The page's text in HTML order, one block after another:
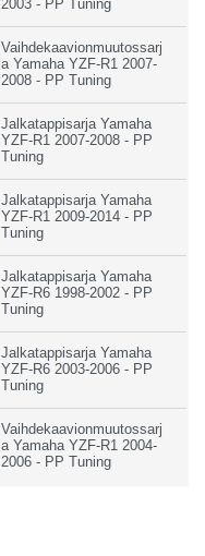
2003 - PP Tuning
Vaihdekaavionmuutossarj
a Yamaha YZF-R1 2007-
2008 - PP Tuning
Jalkatappisarja Yamaha
YZF-R1 2007-2008 - PP
Tuning
Jalkatappisarja Yamaha
YZF-R1 2009-2014 - PP
Tuning
Jalkatappisarja Yamaha
YZF-R6 1998-2002 - PP
Tuning
Jalkatappisarja Yamaha
YZF-R6 2003-2006 - PP
Tuning
Vaihdekaavionmuutossarj
a Yamaha YZF-R1 2004-
2006 - PP Tuning